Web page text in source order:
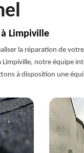
Limpiville
la réparation de
Limpiville, notre équipe
à disposition une